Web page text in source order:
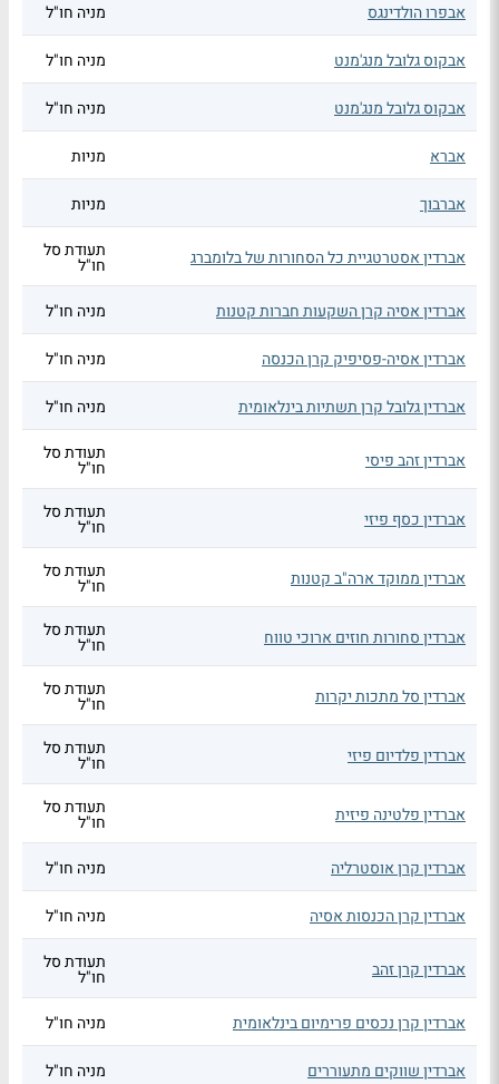
אבפרו הולדינגס מניה חו"ל
אבקוס גלובל מנג'מנט מניה חו"ל
אבקוס גלובל מנג'מנט מניה חו"ל
אברא מניות
אברבוך מניות
אברדין אסטרטגיית כל הסחורות של בלומברג תעודת סל
חו"ל
אברדין אסיה קרן השקעות חברות קטנות
מניה חו"ל
אברדין אסיה-פסיפיק קרן הכנסה מניה חו"ל
אברדין גלובל קרן תשתיות בינלאומית מניה חו"ל
אברדין זהב פיסי תעודת סל
חו"ל
אברדין כסף פיזי תעודת סל
חו"ל
אברדין ממוקד ארה"ב קטנות תעודת סל
חו"ל
אברדין סחורות חוזים ארוכי טווח תעודת סל
חו"ל
אברדין סל מתכות יקרות תעודת סל
חו"ל
אברדין פלדיום פיזי תעודת סל
חו"ל
אברדין פלטינה פיזית תעודת סל
חו"ל
אברדין קרן אוסטרליה
מניה חו"ל
אברדין קרן הכנסות אסיה מניה חו"ל
אברדין קרן זהב תעודת סל
חו"ל
אברדין קרן נכסים פרימיום בינלאומית
מניה חו"ל
אברדין שווקים מתעוררים מניה חו"ל